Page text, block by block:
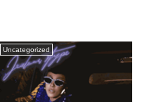
Uncategorized